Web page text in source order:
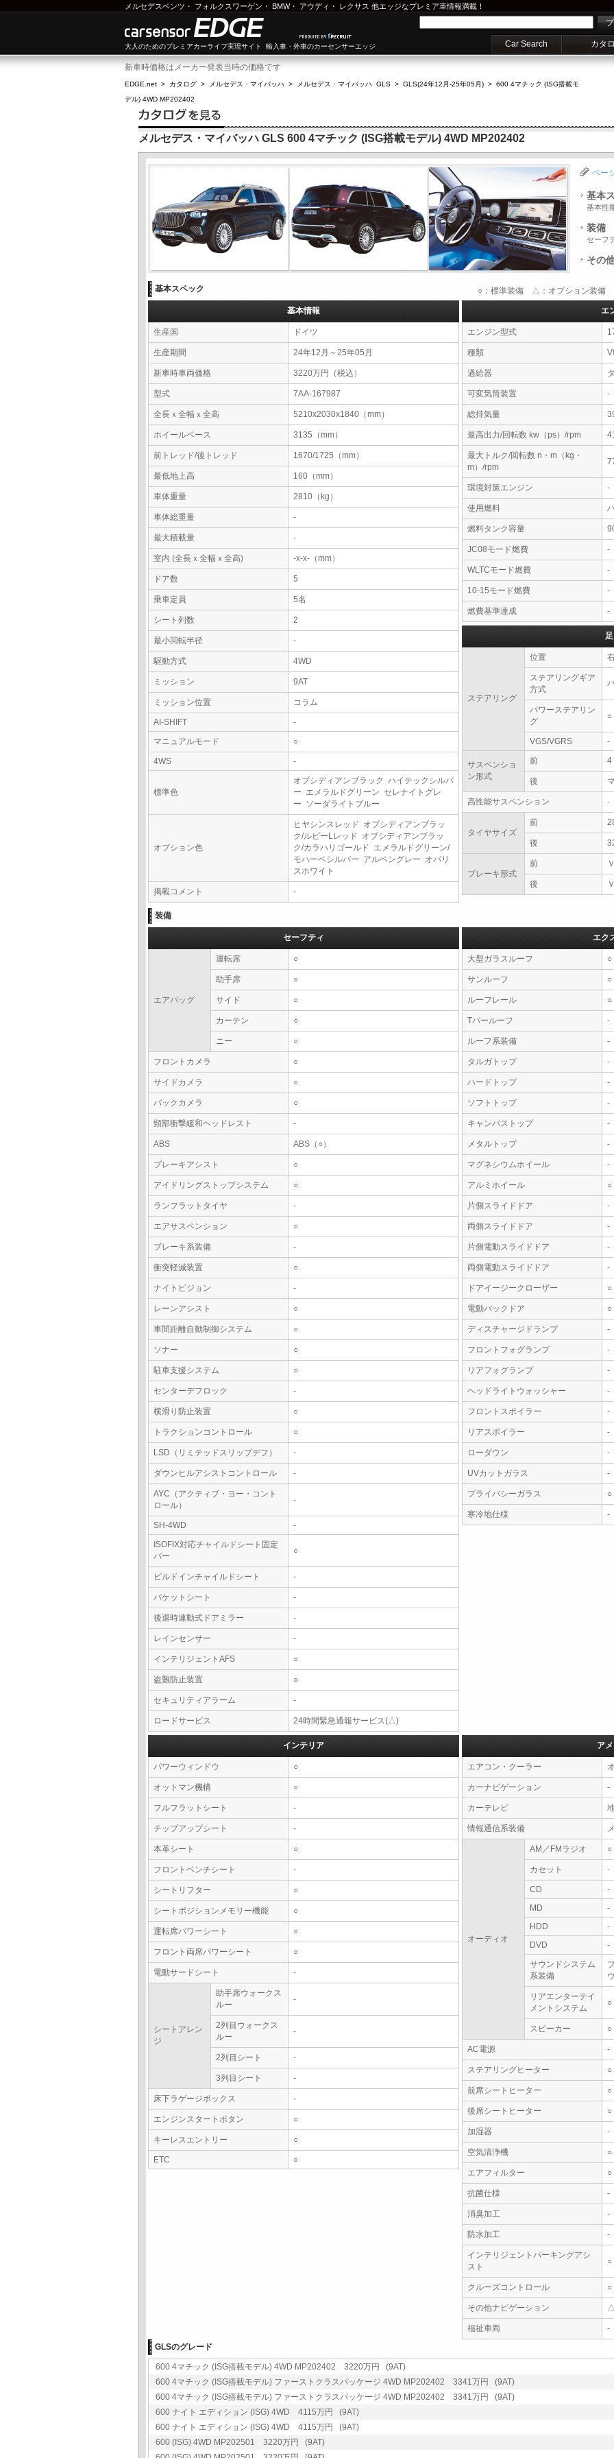
メルセデスベンツ ・ フォルクスワーゲン ・ BMW・ アウディ ・ レクサス 他エッジなプレミア車情報満載！
大人のためのプレミアカーライフ実現サイト 輸入車・外車のカーセンサーエッジ Car Search カタ
新車時価格はメーカー発表当時の価格です
EDGE.net > カタログ > メルセデス・マイバッハ > メルセデス・マイバッハ GLS > GLS(24年12月-25年05月) > 600 4マチック (ISG搭載モ
デル) 4WD MP202402
メルセデス・マイバッハ GLS 600 4マチック (ISG搭載モデル) 4WD MP202402
ペー
基本
基本性
装備
セーフ
その
基本スペック ○：標準装備 △：オプション装備 -
基本情報
生産国 ドイツ
生産期間 24年12月～25年05月
新車時車両価格 3220万円（税込）
型式 7AA-167987
全長ｘ全幅ｘ全高 5210x2030x1840（mm）
ホイールベース 3135（mm）
前トレッド/後トレッド 1670/1725（mm）
最低地上高 160（mm）
車体重量 2810（kg）
車体総重量 -
最大積載量 -
室内 (全長ｘ全幅ｘ全高) -x-x-（mm）
ドア数 5
乗車定員 5名
シート列数 2
最小回転半径 -
駆動方式 4WD
ミッション 9AT
ミッション位置 コラム
AI-SHIFT
-
マニュアルモード
○
4WS -
標準色
オブシディアンブラック ハイテックシルバ
ー エメラルドグリーン セレナイトグレ
ー ソーダライトブルー
オプション色
ヒヤシンスレッド オブシディアンブラッ
ク/ルビーLレッド オブシディアンブラッ
ク/カラハリゴールド エメラルドグリーン/
モハーベシルバー アルペングレー オパリ
スホワイト
掲載コメント -
エ
エンジン型式
種類
過給器
可変気筒装置 -
総排気量
最高出力/回転数 kw（ps）/rpm
最大トルク/回転数 n・m（kg・
m）/rpm
環境対策エンジン -
使用燃料
燃料タンク容量
JC08モード燃費 -
WLTCモード燃費 -
10-15モード燃費 -
燃費基準達成 -
ステアリング
位置
ステアリングギア
方式
パワーステアリン
グ
○
VGS/VGRS -
サスペンショ
ン形式
前 4
後
高性能サスペンション -
タイヤサイズ
前
後
ブレーキ形式
前
後
装備
セーフティ
エアバッグ
運転席 ○
助手席 ○
サイド ○
カーテン ○
ニー ○
フロントカメラ ○
サイドカメラ ○
バックカメラ ○
頸部衝撃緩和ヘッドレスト -
ABS ABS（○）
ブレーキアシスト ○
アイドリングストップシステム ○
ランフラットタイヤ -
エアサスペンション ○
ブレーキ系装備 -
衝突軽減装置 ○
ナイトビジョン -
レーンアシスト ○
車間距離自動制御システム ○
ソナー ○
駐車支援システム ○
センターデフロック -
横滑り防止装置 ○
トラクションコントロール ○
LSD（リミテッドスリップデフ） -
ダウンヒルアシストコントロール -
AYC（アクティブ・ヨー・コント
ロール）
-
SH-4WD
-
ISOFIX対応チャイルドシート固定
バー
○
ビルドインチャイルドシート -
バケットシート -
後退時連動式ドアミラー -
レインセンサー -
インテリジェントAFS ○
盗難防止装置 ○
セキュリティアラーム -
ロードサービス 24時間緊急通報サービス(△)
エク
大型ガラスルーフ ○
サンルーフ ○
ルーフレール ○
Tバールーフ -
ルーフ系装備 -
タルガトップ -
ハードトップ -
ソフトトップ -
キャンバストップ -
メタルトップ -
マグネシウムホイール -
アルミホイール ○
片側スライドドア -
両側スライドドア -
片側電動スライドドア -
両側電動スライドドア -
ドアイージークローザー ○
電動バックドア ○
ディスチャージドランプ -
フロントフォグランプ -
リアフォグランプ -
ヘッドライトウォッシャー -
フロントスポイラー -
リアスポイラー -
ローダウン -
UVカットガラス -
プライバシーガラス ○
寒冷地仕様 -
インテリア
パワーウィンドウ ○
オットマン機構 ○
フルフラットシート -
チップアップシート -
本革シート ○
フロントベンチシート -
シートリフター ○
シートポジションメモリー機能 ○
運転席パワーシート ○
フロント両席パワーシート ○
電動サードシート -
シートアレン
ジ
助手席ウォークス
ルー
-
2列目ウォークス
ルー
-
2列目シート -
3列目シート -
床下ラゲージボックス -
エンジンスタートボタン ○
キーレスエントリー ○
ETC ○
ア
エアコン・クーラー
カーナビゲーション -
カーテレビ
情報通信系装備
オーディオ
AM／FMラジオ ○
カセット -
CD
-
MD
-
HDD
-
DVD
-
サウンドシステム
系装備
リアエンターテイ
メントシステム
○
スピーカー ○
AC電源 -
ステアリングヒーター ○
前席シートヒーター ○
後席シートヒーター ○
加湿器 -
空気清浄機 ○
エアフィルター ○
抗菌仕様 -
消臭加工 -
防水加工 -
インテリジェントパーキングアシ
スト
○
クルーズコントロール ○
その他ナビゲーション
福祉車両
-
GLSのグレード
600 4マチック (ISG搭載モデル) 4WD MP202402 3220万円 (9AT)
600 4マチック (ISG搭載モデル) ファーストクラスパッケージ 4WD MP202402 3341万円 (9AT)
600 4マチック (ISG搭載モデル) ファーストクラスパッケージ 4WD MP202402 3341万円 (9AT)
600 ナイト エディション (ISG) 4WD 4115万円 (9AT)
600 ナイト エディション (ISG) 4WD 4115万円 (9AT)
600 (ISG) 4WD MP202501 3220万円 (9AT)